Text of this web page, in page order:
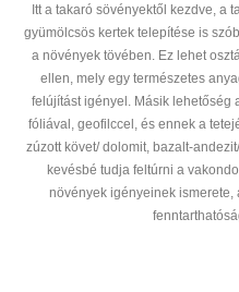
Itt a takaró sövényektől kezdve, a
gyümölcsös kertek telepítése is
a növények tövében. Ez lehet
ellen, mely egy természetes
felújítást igényel. Másik lehetőség
fóliával, geofilccel, és ennek a
zúzott követ/ dolomit, bazalt-
kevésbé tudja feltúrni a
növények igényeinek ismerete,